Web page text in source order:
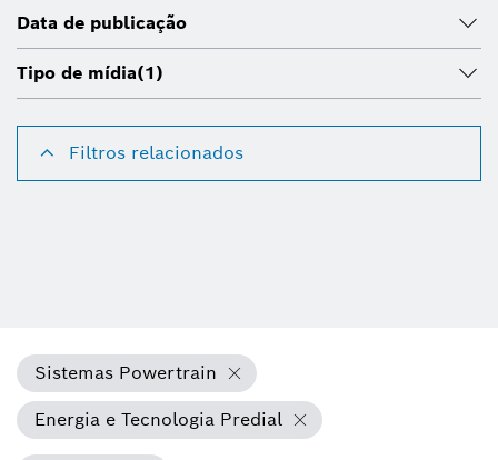
Data de publicação
Tipo de mídia(1)
Filtros relacionados
Sistemas Powertrain
Energia e Tecnologia Predial